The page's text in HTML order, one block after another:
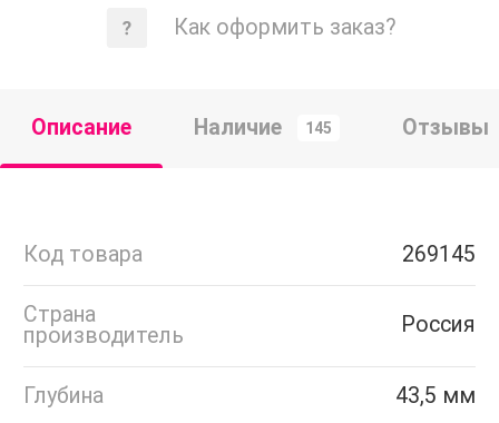
Как оформить заказ?
Описание Наличие 145 Отзывы
Код товара 269145
Страна
производитель
Россия
Глубина 43,5 мм